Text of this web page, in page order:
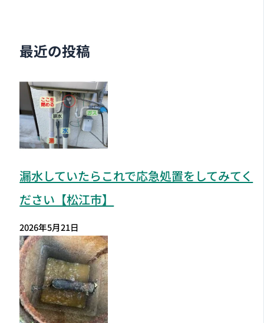
最近の投稿
漏水していたらこれで応急処置をしてみてく
ださい【松江市】
2026年5月21日